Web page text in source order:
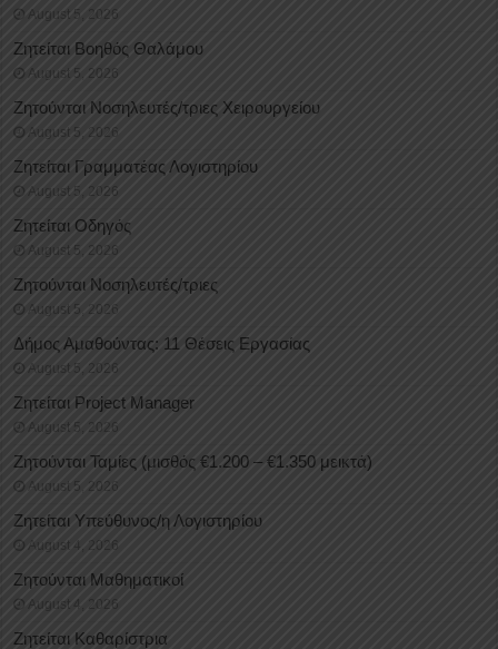
August 5, 2026
Ζητείται Βοηθός Θαλάμου
August 5, 2026
Ζητούνται Νοσηλευτές/τριες Χειρουργείου
August 5, 2026
Ζητείται Γραμματέας Λογιστηρίου
August 5, 2026
Ζητείται Οδηγός
August 5, 2026
Ζητούνται Νοσηλευτές/τριες
August 5, 2026
Δήμος Αμαθούντας: 11 Θέσεις Εργασίας
August 5, 2026
Ζητείται Project Manager
August 5, 2026
Ζητούνται Ταμίες (μισθός €1.200 – €1.350 μεικτά)
August 5, 2026
Ζητείται Υπεύθυνος/η Λογιστηρίου
August 4, 2026
Ζητούνται Μαθηματικοί
August 4, 2026
Ζητείται Καθαρίστρια